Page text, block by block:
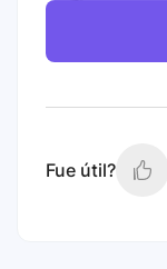
Fue útil?